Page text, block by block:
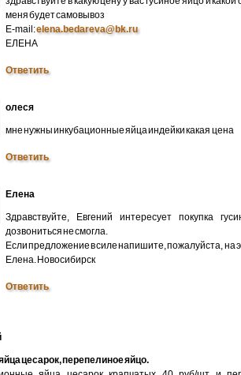
меня будет самовывоз
E-mail:elena.bedareva@bk.ru
ЕЛЕНА
Ответить
олеся
мне нужны инкубационные яйца индейки какая цена
Ответить
Елена
Здравствуйте, Евгений интересует покупка
дозвониться не смогла.
Если предложение в силе напишите, пожалуйста, на
Елена. Новосибирск
Ответить
цесарок, перепелиное яйцо.